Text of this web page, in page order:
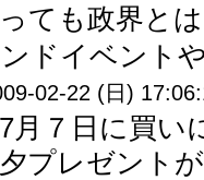
ても政界と
ドイベント
02-22 (日)
月７日に買い
プレゼント